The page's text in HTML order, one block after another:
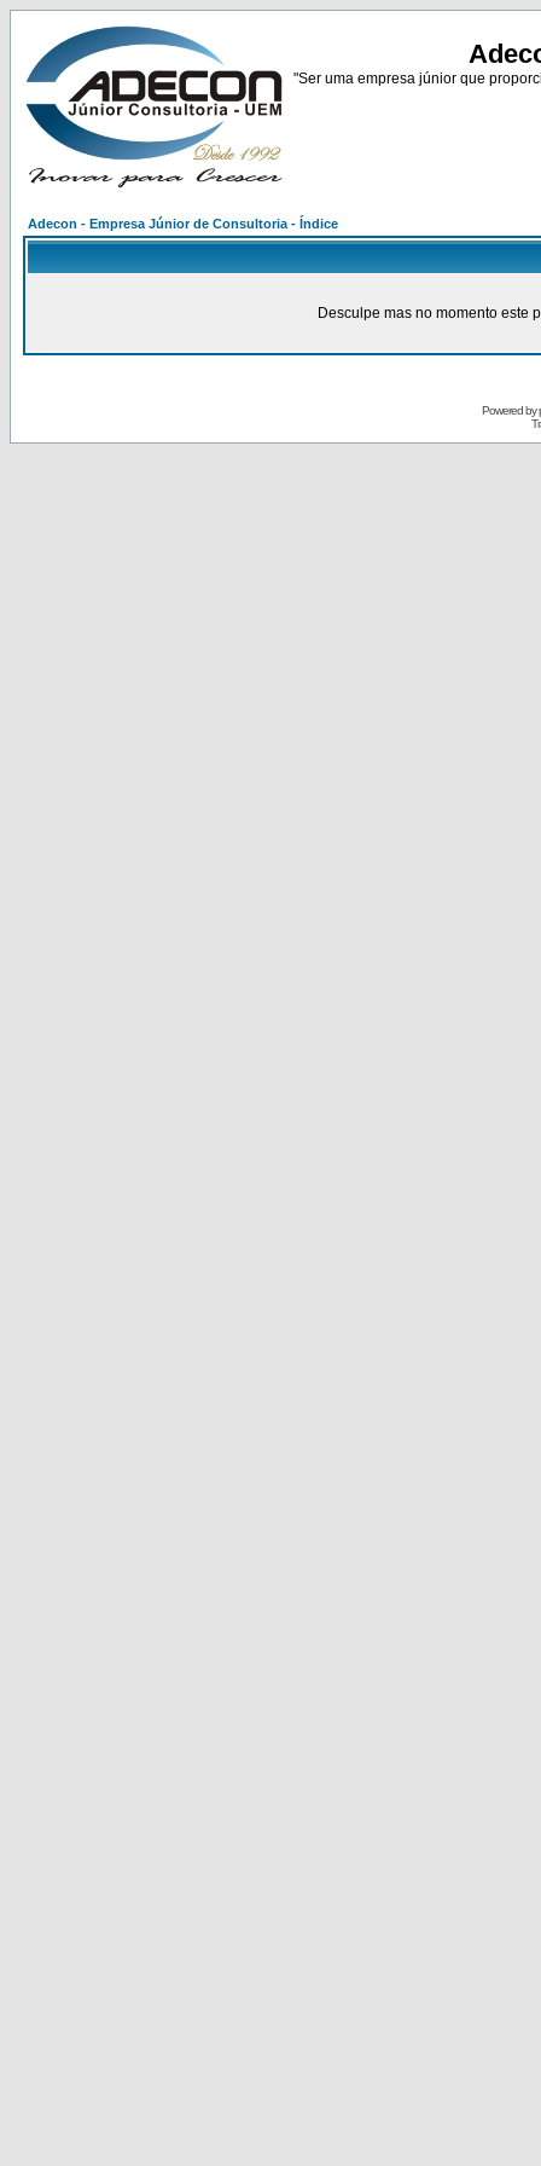
"Ser uma empresa júnior que
Adecon - Empresa Júnior de Consultoria - Índice
Desculpe mas no momento este
Powered by